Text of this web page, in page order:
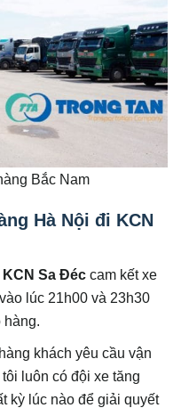
Bắc Nam
Hà Nội đi KCN
Sa Đéc cam kết xe
lúc 21h00 và 23h30
hàng.
khách yêu cầu vận
luôn có đội xe tăng
kỳ lúc nào để giải quyết